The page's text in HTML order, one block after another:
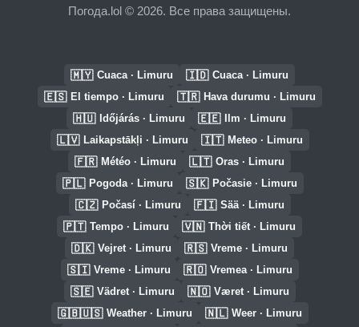
Погода.lol © 2026. Все права защищены.
🇲🇾 Cuaca · Limuru 🇮🇩 Cuaca · Limuru
🇪🇸 El tiempo · Limuru 🇹🇷 Hava durumu · Limuru
🇭🇺 Időjárás · Limuru 🇪🇪 Ilm · Limuru
🇱🇻 Laikapstākļi · Limuru 🇮🇹 Meteo · Limuru
🇫🇷 Météo · Limuru 🇱🇹 Oras · Limuru
🇵🇱 Pogoda · Limuru 🇸🇰 Počasie · Limuru
🇨🇿 Počasí · Limuru 🇫🇮 Sää · Limuru
🇵🇹 Tempo · Limuru 🇻🇳 Thời tiết · Limuru
🇩🇰 Vejret · Limuru 🇷🇸 Vreme · Limuru
🇸🇮 Vreme · Limuru 🇷🇴 Vremea · Limuru
🇸🇪 Vädret · Limuru 🇳🇴 Været · Limuru
🇬🇧🇺🇸 Weather · Limuru 🇳🇱 Weer · Limuru